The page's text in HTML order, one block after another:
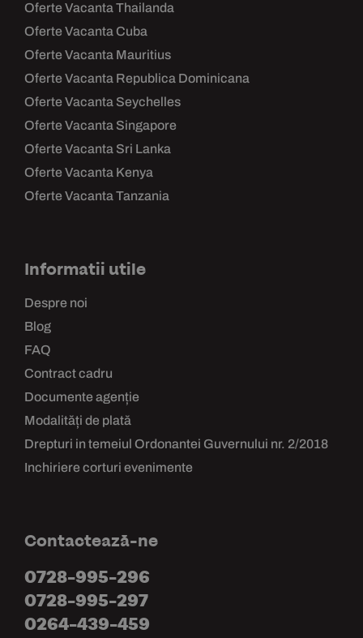
Oferte Vacanta Thailanda
Oferte Vacanta Cuba
Oferte Vacanta Mauritius
Oferte Vacanta Republica Dominicana
Oferte Vacanta Seychelles
Oferte Vacanta Singapore
Oferte Vacanta Sri Lanka
Oferte Vacanta Kenya
Oferte Vacanta Tanzania
Informatii utile
Despre noi
Blog
FAQ
Contract cadru
Documente agenție
Modalități de plată
Drepturi in temeiul Ordonantei Guvernului nr. 2/2018
Inchiriere corturi evenimente
Contactează-ne
0728-995-296
0728-995-297
0264-439-459